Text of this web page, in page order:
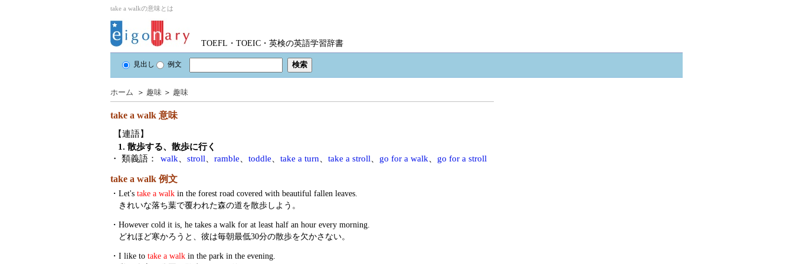
take a walkの意味とは
TOEFL・TOEIC・英検の英語学習辞書
見出し 例文
ホーム ＞ 趣味 ＞ 趣味
take a walk 意味
【連語】
1. 散歩する、散歩に行く
・ 類義語：
walk stroll ramble toddle take a turn take a stroll go for a walk go for a stroll
take a walk 例文
・ Let's take a walk in the forest road covered with beautiful fallen leaves.
きれいな落ち葉で覆われた森の道を散歩しよう。
・ However cold it is, he takes a walk for at least half an hour every morning.
どれほど寒かろうと、彼は毎朝最低30分の散歩を欠かさない。
・ I like to take a walk in the park in the evening.